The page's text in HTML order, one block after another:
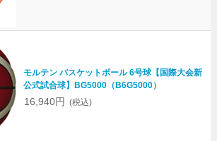
モルテン バスケットボール 6号球【国際大会新
公式試合球】BG5000（B6G5000）
16,940円 (税込)